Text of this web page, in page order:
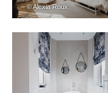
– © Alexia Roux